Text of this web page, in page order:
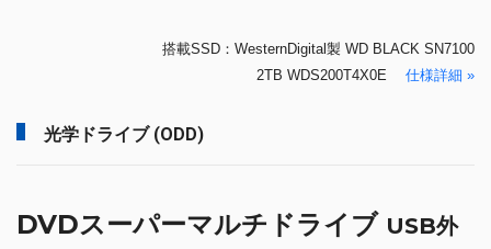
搭載SSD：WesternDigital製 WD BLACK SN7100
2TB WDS200T4X0E 仕様詳細 »
光学ドライブ (ODD)
DVDスーパーマルチドライブ USB外